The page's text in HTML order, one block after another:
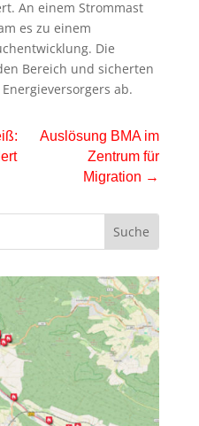
An einem Strommast
es zu einem
Die
Bereich und sicherten
ab.
Auslösung BMA im
Zentrum für
Migration →